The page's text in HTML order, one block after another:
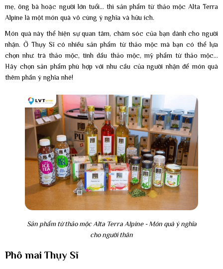
mẹ, ông bà hoặc người lớn tuổi... thì sản phẩm từ thảo mộc Alta Terra
Alpine là một món quà vô cùng ý nghĩa và hữu ích.
Món quà này thể hiện sự quan tâm, chăm sóc của bạn dành cho người
nhận. Ở Thụy Sĩ có nhiều sản phẩm từ thảo mộc mà bạn có thể lựa
chọn như: trà thảo mộc, tinh dầu thảo mộc, mỹ phẩm từ thảo mộc...
Hãy chọn sản phẩm phù hợp với nhu cầu của người nhận để món quà
thêm phần ý nghĩa nhé!
Sản phẩm từ thảo mộc Alta Terra Alpine - Món quà ý nghĩa
cho người thân
Phô mai Thụy Sĩ